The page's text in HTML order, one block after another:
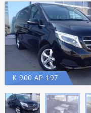
К 900 АР 197